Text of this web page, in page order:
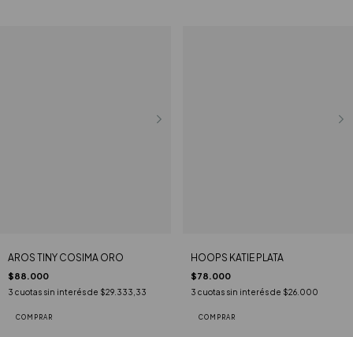
AROS TINY COSIMA ORO
$88.000
3 cuotas sin interés de $29.333,33
HOOPS KATIE PLATA
$78.000
3 cuotas sin interés de $26.000